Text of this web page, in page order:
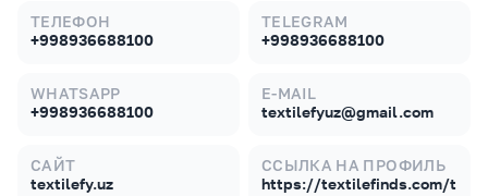
ТЕЛЕФОН
+998936688100
TELEGRAM
+998936688100
WHATSAPP
+998936688100
E-MAIL
textilefyuz@gmail.com
САЙТ
textilefy.uz
ССЫЛКА НА ПРОФИЛЬ
https://textilefinds.com/t